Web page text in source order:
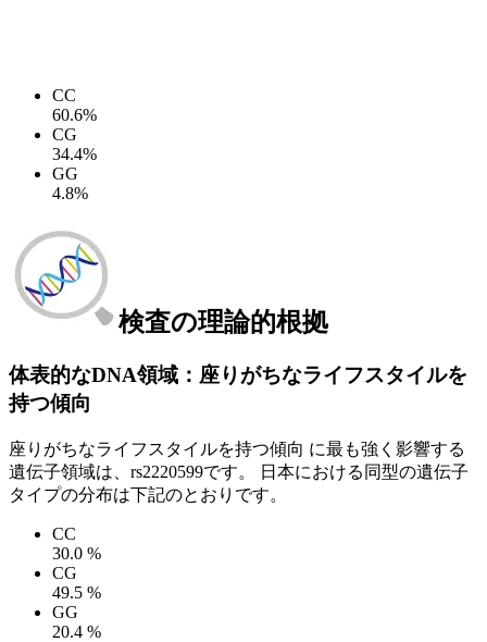
CC
60.6%
CG
34.4%
GG
4.8%
検査の理論的根拠
体表的なDNA領域：座りがちなライフスタイルを
持つ傾向
座りがちなライフスタイルを持つ傾向 に最も強く影響する
遺伝子領域は、rs2220599です。 日本における同型の遺伝子
タイプの分布は下記のとおりです。
CC
30.0 %
CG
49.5 %
GG
20.4 %